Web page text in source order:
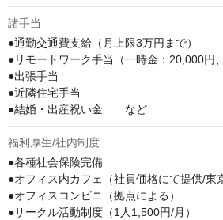
諸手当
●通勤交通費支給（月上限3万円まで）
●リモートワーク手当（一時金：20,000円
●出張手当
●近隣住宅手当
●結婚・出産祝い金　　など
福利厚生/社内制度
●各種社会保険完備
●オフィス内カフェ（社員価格にて提供/東
●オフィスコンビニ（拠点による）
●サークル活動制度（1人1,500円/月）